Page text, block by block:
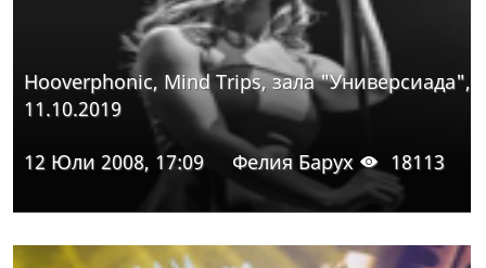
Hooverphonic, Mind Trips, зала "Универсиада",
11.10.2019
12 Юли 2008, 17:09 Фелия Барух 18113